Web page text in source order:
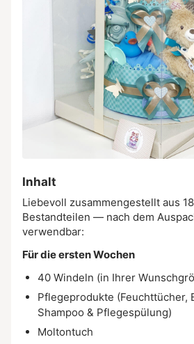
Inhalt
Liebevoll zusammengestellt aus
Bestandteilen — nach dem
verwendbar:
Für die ersten Wochen
40 Windeln (in Ihrer
Pflegeprodukte (Feuchttücher,
Shampoo & Pflegespülung)
Moltontuch